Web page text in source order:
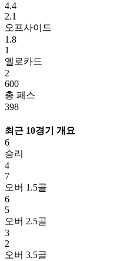
4.4
2.1
오프사이드
1.8
1
옐로카드
2
600
총 패스
398
최근 10경기 개요
6
승리
4
7
오버 1.5골
6
5
오버 2.5골
3
2
오버 3.5골